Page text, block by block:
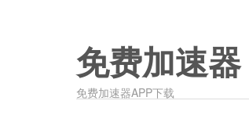
免费加速器
免费加速器APP下载